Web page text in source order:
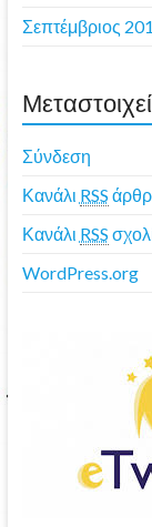
Σεπτέμβριος
Σύνδεση
Κανάλι RSS
Κανάλι RSS
WordPress.org